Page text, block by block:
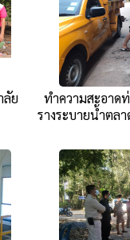
ลัย
ทำความสะอาด
รางระบายน้ำตลา